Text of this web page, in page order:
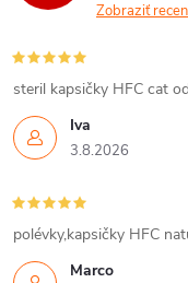
Zobraziť
Iva
3.8.2026
steril kapsičky HFC cat
Marco
polévky,kapsičky HFC